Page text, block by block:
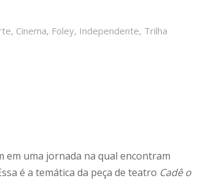
, Cinema, Foley, Independente, Trilha
em uma jornada na qual encontram
é a temática da peça de teatro Cadê o